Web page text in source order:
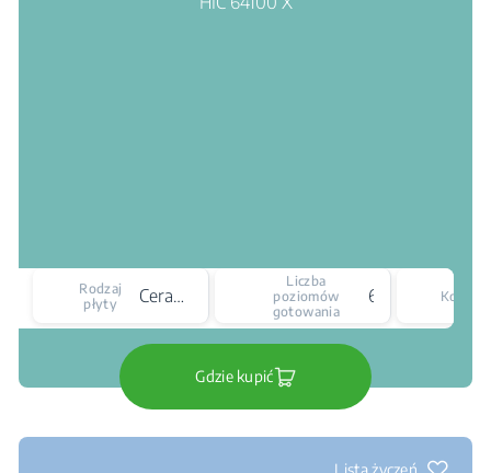
Rodzaj
płyty
Ceramiczna
Liczba
poziomów
gotowania
Kolor
Gdzie kupić
Lista życzeń